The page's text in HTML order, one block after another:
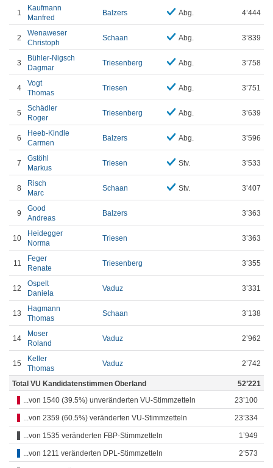
1
Kaufmann
Manfred
Balzers Abg. 4’444
2
Wenaweser
Christoph
Schaan Abg. 3’839
3
Bühler-Nigsch
Dagmar
Triesenberg Abg. 3’758
4
Vogt
Thomas
Triesen Abg. 3’751
5
Schädler
Roger
Triesenberg Abg. 3’639
6
Heeb-Kindle
Carmen
Balzers Abg. 3’596
7
Gstöhl
Markus
Triesen Stv. 3’533
8
Risch
Marc
Schaan Stv. 3’407
9
Good
Andreas
Balzers 3’363
10
Heidegger
Norma
Triesen 3’363
11
Feger
Renate
Triesenberg 3’355
12
Ospelt
Daniela
Vaduz 3’331
13
Hagmann
Thomas
Schaan 3’138
14
Moser
Roland
Vaduz 2’962
15
Keller
Thomas
Vaduz 2’742
Total VU Kandidatenstimmen Oberland
52’221
...von 1540 (39.5%) unveränderten VU-Stimmzetteln
23’100
...von 2359 (60.5%) veränderten VU-Stimmzetteln 23’334
...von 1535 veränderten FBP-Stimmzetteln 1’949
...von 1211 veränderten DPL-Stimmzetteln 2’573